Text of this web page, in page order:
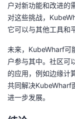
户对新功能和改进的
对这些挑战，
它可以与其他工具和
未来，KubeWharf可
户参与其中。社区可
的应用，例如边缘计
共同解决KubeWharf
进一步发展。